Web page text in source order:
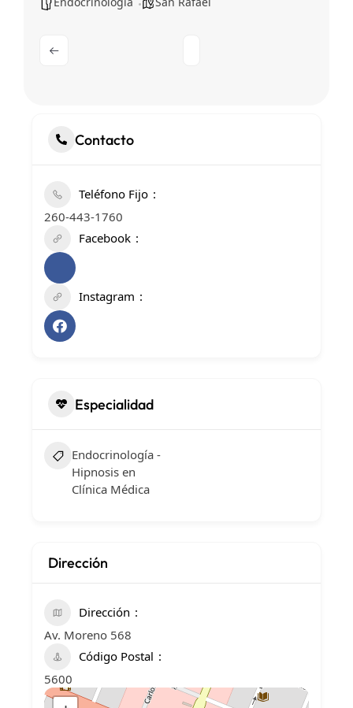
Contacto
Teléfono Fijo
260-443-1760
Facebook
Instagram
Especialidad
Endocrinología -
Hipnosis en
Clínica Médica
Dirección
Dirección
Av. Moreno 568
Código Postal
5600